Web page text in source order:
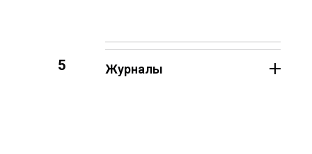
5 Журналы